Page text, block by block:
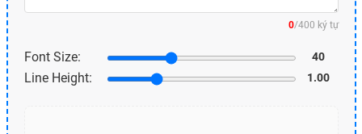
0/400 ký tự
Font Size:
40
Line Height: 1.00